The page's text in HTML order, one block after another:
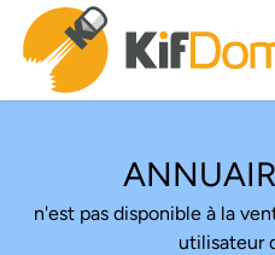
n'est pas disponible à la
utilisateur